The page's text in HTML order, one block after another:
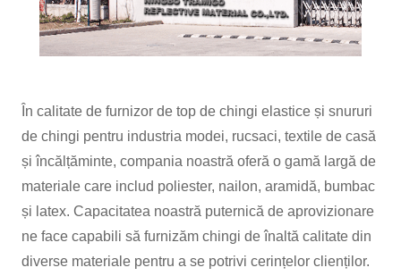
În calitate de furnizor de top de chingi elastice și snururi
de chingi pentru industria modei, rucsaci, textile de casă
și încălțăminte, compania noastră oferă o gamă largă de
materiale care includ poliester, nailon, aramidă, bumbac
și latex. Capacitatea noastră puternică de aprovizionare
ne face capabili să furnizăm chingi de înaltă calitate din
diverse materiale pentru a se potrivi cerințelor clienților.